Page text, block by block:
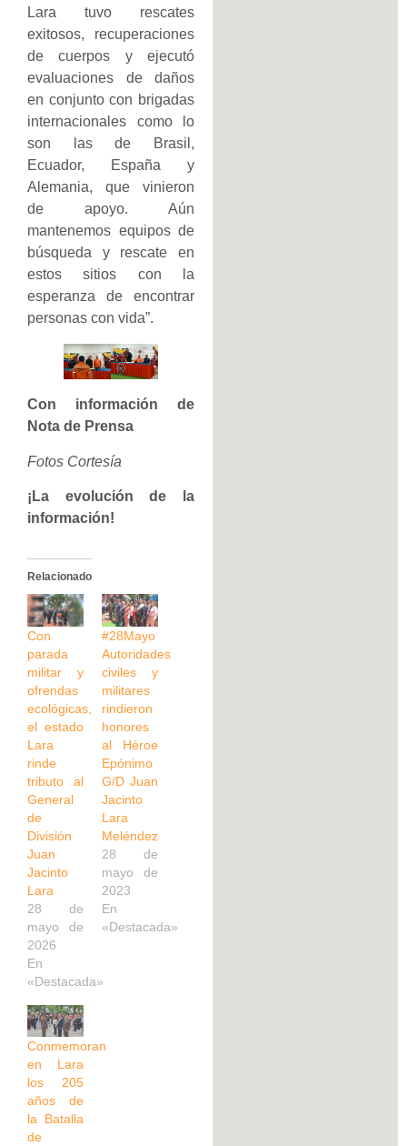
Lara tuvo rescates
exitosos, recuperaciones
de cuerpos y ejecutó
evaluaciones de daños
en conjunto con brigadas
internacionales como lo
son las de Brasil,
Ecuador, España y
Alemania, que vinieron
de apoyo. Aún
mantenemos equipos de
búsqueda y rescate en
estos sitios con la
esperanza de encontrar
personas con vida”.
Con información de
Nota de Prensa
Fotos Cortesía
¡La evolución de la
información!
Relacionado
Con
parada
militar y
ofrendas
ecológicas,
el estado
Lara
rinde
tributo al
General
de
División
Juan
Jacinto
Lara
28 de
mayo de
2026
En
«Destacada»
#28Mayo
Autoridades
civiles y
militares
rindieron
honores
al Héroe
Epónimo
G/D Juan
Jacinto
Lara
Meléndez
28 de
mayo de
2023
En
«Destacada»
Conmemoran
en Lara
los 205
años de
la Batalla
de